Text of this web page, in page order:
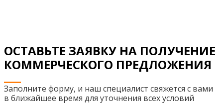
ОСТАВЬТЕ ЗАЯВКУ НА ПОЛУЧЕНИЕ
КОММЕРЧЕСКОГО ПРЕДЛОЖЕНИЯ
Заполните форму, и наш специалист свяжется с вами
в ближайшее время для уточнения всех условий